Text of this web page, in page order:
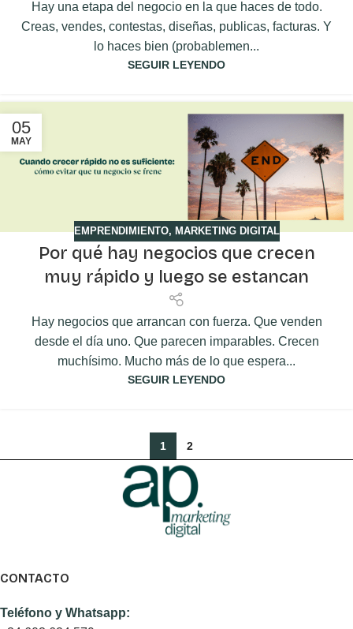
Hay una etapa del negocio en la que haces de todo.
Creas, vendes, contestas, diseñas, publicas, facturas. Y
lo haces bien (probablemen...
SEGUIR LEYENDO
05
MAY
EMPRENDIMIENTO, MARKETING DIGITAL
Por qué hay negocios que crecen
muy rápido y luego se estancan
Hay negocios que arrancan con fuerza. Que venden
desde el día uno. Que parecen imparables. Crecen
muchísimo. Mucho más de lo que espera...
SEGUIR LEYENDO
1 2
CONTACTO
Teléfono y Whatsapp: